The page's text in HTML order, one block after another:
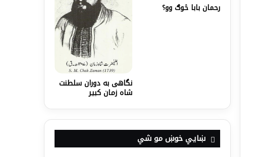
رحمان بابا څوګ وو؟
نگاهی به دوران سلطنت
شاه زمان کبیر
ښايي خوښ مو شي